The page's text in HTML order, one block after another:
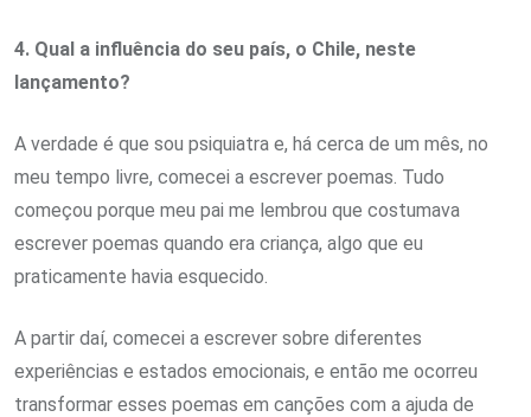
4. Qual a influência do seu país, o Chile, neste
lançamento?
A verdade é que sou psiquiatra e, há cerca de um mês, no
meu tempo livre, comecei a escrever poemas. Tudo
começou porque meu pai me lembrou que costumava
escrever poemas quando era criança, algo que eu
praticamente havia esquecido.
A partir daí, comecei a escrever sobre diferentes
experiências e estados emocionais, e então me ocorreu
transformar esses poemas em canções com a ajuda de